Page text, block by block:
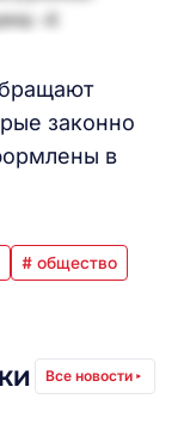
законно
в
# общество
Все новости